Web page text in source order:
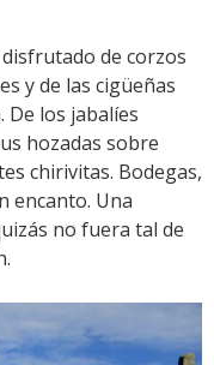
de corzos
y de las cigüeñas
De los jabalíes
hozadas sobre
chirivitas. Bodegas,
encanto. Una
no fuera tal de